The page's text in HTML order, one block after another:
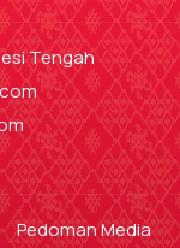
Tengah
Pedoman Media